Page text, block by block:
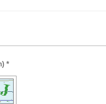
Captcha (code anti-spam) *